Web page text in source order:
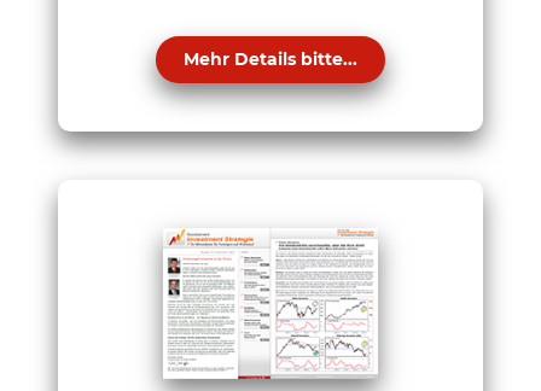
Mehr Details bitte...